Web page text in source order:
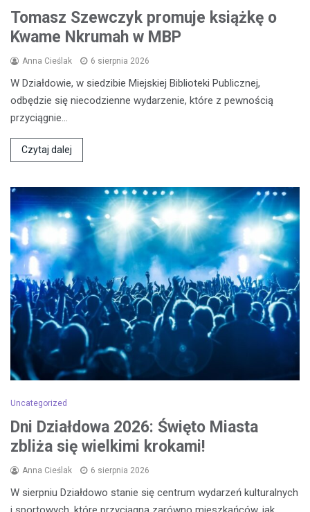
Tomasz Szewczyk promuje książkę o
Kwame Nkrumah w MBP
Anna Cieślak 6 sierpnia 2026
W Działdowie, w siedzibie Miejskiej Biblioteki Publicznej,
odbędzie się niecodzienne wydarzenie, które z pewnością
przyciągnie…
Czytaj dalej
Uncategorized
Dni Działdowa 2026: Święto Miasta
zbliża się wielkimi krokami!
Anna Cieślak 6 sierpnia 2026
W sierpniu Działdowo stanie się centrum wydarzeń kulturalnych